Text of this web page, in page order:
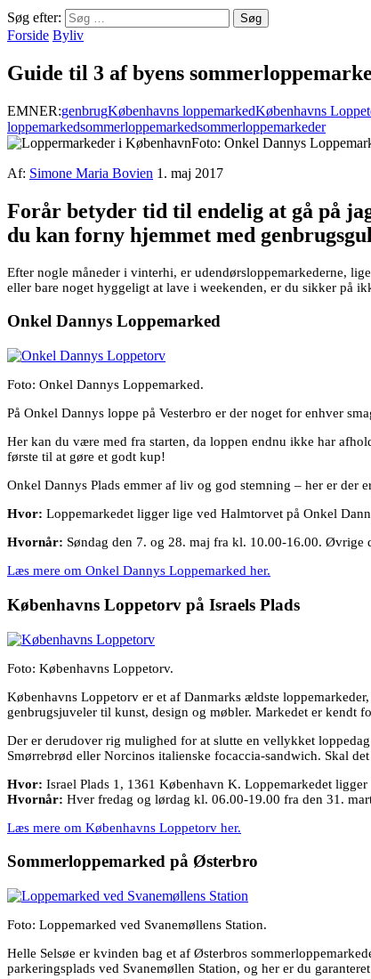
Søg efter:
Forside Byliv
Guide til 3 af byens
EMNER:genbrugKøbenhavns loppemarkedKøbenhavns
loppemarkedsommerloppemarkedsommerloppemarkeder
Foto: Onkel Dannys
Af: Simone Maria Bovien 1. maj 2017
Forår betyder tid til endelig at gå på
du kan forny hjemmet med
Efter nogle måneder i vinterhi, er udendørsloppemarkederne,
eller bare noget hyggeligt at lave i weekenden, er du sikker på
Onkel Dannys Loppemarked
Foto: Onkel Dannys Loppemarked.
På Onkel Dannys loppe på Vesterbro er der noget for enhver
Her kan du være med fra starten, da loppen endnu ikke har
første til at gøre et godt kup!
Onkel Dannys Plads emmer af liv og god stemning – her er der
Hvor: Loppemarkedet ligger lige ved Halmtorvet på Onkel
Hvornår: Søndag den 7. og 28. maj fra kl. 10.00-16.00. Øvrige
Læs mere om Onkel Dannys Loppemarked her.
Københavns Loppetorv på Israels Plads
Foto: Københavns Loppetorv.
Københavns Loppetorv er et af Danmarks ældste
genbrugsjuveler til kunst, design og møbler. Markedet er kendt
Der er derudover rig mulighed for at slutte en vellykket
Smørrebrød eller Norcinos italienske focaccia-sandwich. Skal
Hvor: Israel Plads 1, 1361 København K. Loppemarkedet
Hvornår: Hver fredag og lørdag kl. 06.00-19.00 fra den 31.
Læs mere om Københavns Loppetorv her.
Sommerloppemarked på Østerbro
Foto: Loppemarked ved Svanemøllens Station.
Helle Selsøe er kvinden bag et af Østerbros
parkeringsplads ved Svanemøllen Station, og her er du